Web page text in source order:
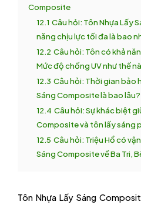
Composite
12.1 Câu hỏi: Tôn Nhựa Lấy
năng chịu lực tối đa là bao
12.2 Câu hỏi: Tôn có khả
Mức độ chống UV như thế
12.3 Câu hỏi: Thời gian bảo
Sáng Composite là bao lâu?
12.4 Câu hỏi: Sự khác biệt
Composite và tôn lấy sáng
12.5 Câu hỏi: Triệu Hổ có
Sáng Composite về Ba Tri,
Tôn Nhựa Lấy Sáng